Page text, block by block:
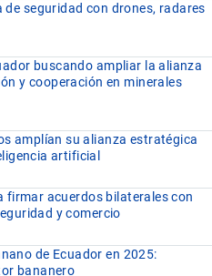
seguridad con drones, radares
buscando ampliar la alianza
y cooperación en minerales
amplían su alianza estratégica
artificial
firmar acuerdos bilaterales con
y comercio
de Ecuador en 2025:
bananero